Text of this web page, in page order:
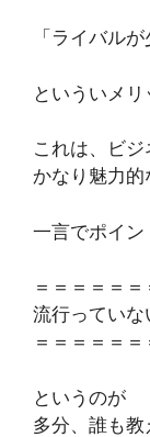
「ライバル
といういメリ
これは、ビ
かなり魅力的
一言でポイン
＝＝＝＝＝
流行っていな
＝＝＝＝＝
というのが
多分、誰も